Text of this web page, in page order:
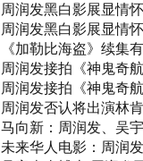
周润发黑白影展显情
周润发黑白影展显情
《加勒比海盗》续集
周润发接拍《神鬼奇
周润发接拍《神鬼奇
周润发否认将出演林
马向新：周润发、吴
未来华人电影：周润